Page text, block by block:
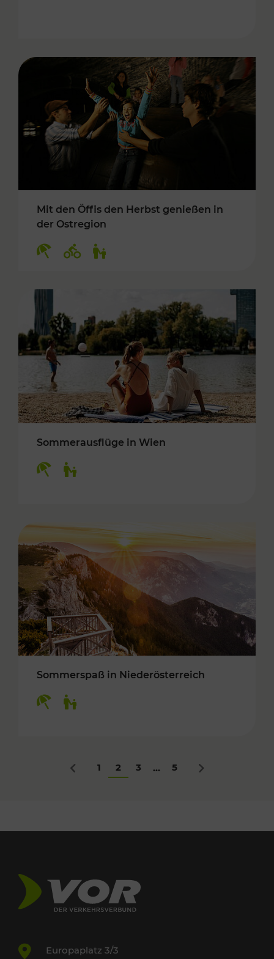
Mit den Öffis den Herbst genießen in
der Ostregion
Sommerausflüge in Wien
Sommerspaß in Niederösterreich
Zurück
1 2 3 ... 5 Nächstes
Europaplatz 3/3